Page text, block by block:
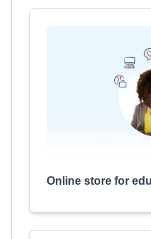
Online store for